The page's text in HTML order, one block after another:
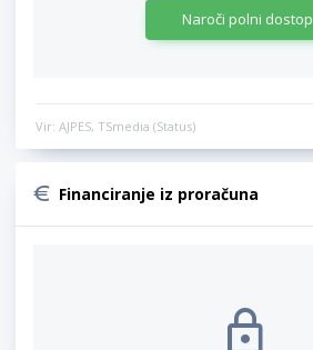
Naroči polni dostop
Vir: AJPES, TSmedia (Status)
Financiranje iz proračuna